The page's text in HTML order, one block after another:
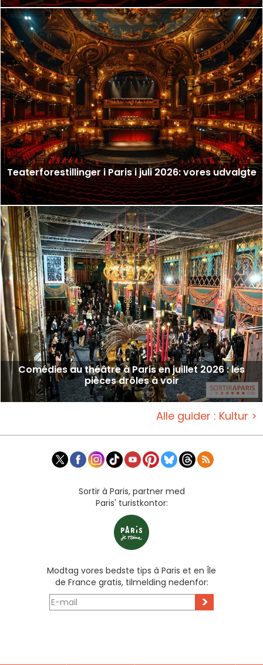
Teaterforestillinger i Paris i juli 2026: vores udvalgte
Comédies au théâtre à Paris en juillet 2026 : les
pièces drôles à voir
Alle guider : Kultur >
Sortir à Paris, partner med
Paris' turistkontor:
Modtag vores bedste tips à Paris et en Île
de France gratis, tilmelding nedenfor:
>